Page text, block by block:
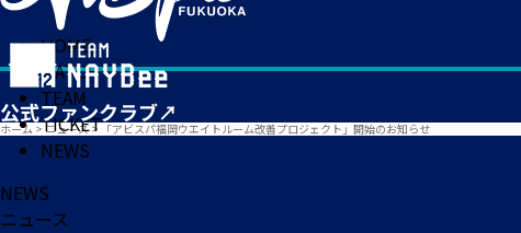
HOME
MATCH
TEAM
TICKET
NEWS
ホーム > ニュース> 「アビスパ福岡ウエイトルーム改善プロジェクト」開始のお知らせ
NEWS
ニュース